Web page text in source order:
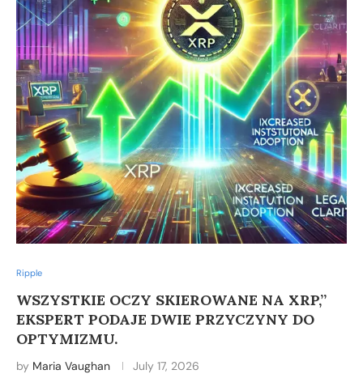
Ripple
WSZYSTKIE OCZY SKIEROWANE NA XRP,”
EKSPERT PODAJE DWIE PRZYCZYNY DO
OPTYMIZMU.
by Maria Vaughan July 17, 2026